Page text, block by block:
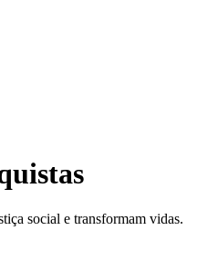
social e transformam vidas.